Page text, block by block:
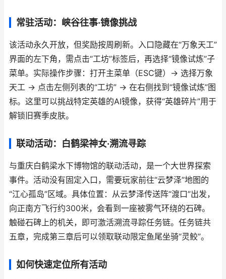
常驻活动：峡谷往事·镜像挑战
该活动永久开放，但奖励按周刷新。入口隐藏在“万象天工”
界面的左下角，需点击“工坊”标签后，再选择“镜像试炼”子
菜单。实际操作步骤：打开主菜单（ESC键）→ 选择万象
天工 → 点击左侧列表的“工坊” → 在右侧找到“镜像试炼”图
标。这里可以挑战特定英雄的AI镜像，获得“英雄碎片”用于
解锁旧赛季皮肤。
联动活动：白鹤梁神女·溯流寻踪
与重庆白鹤梁水下博物馆的联动活动，是一个大世界探索
事件。活动没有固定入口，需要玩家前往“云梦泽”地图的
“江心孤岛”区域。具体位置：从云梦泽传送阵“渡口”出发，
向正南方飞行约300米，会看到一座被雾气环绕的石碑。
触碰石碑上的机关，即可激活溯流寻踪任务链。任务链共
五章，完成第三章后可以领取联动限定鱼尾坐骑“灵鲛”。
如何快速定位所有活动